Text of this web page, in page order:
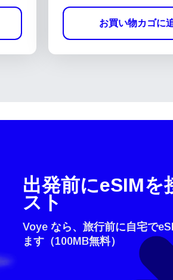
お買い物カゴに
How do I get my
To get your eSIM,
出発前にeSIMを
スト
Voye なら、旅行前に自宅で
ます（100MB無料）
アカウントにロ